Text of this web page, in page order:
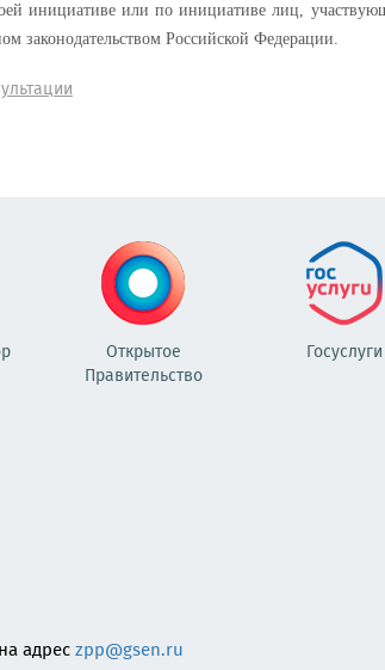
инициативе или по инициативе лиц,
законодательством Российской Федерации.
Открытое
Правительство
Госуслуги
адресzpp@gsen.ru